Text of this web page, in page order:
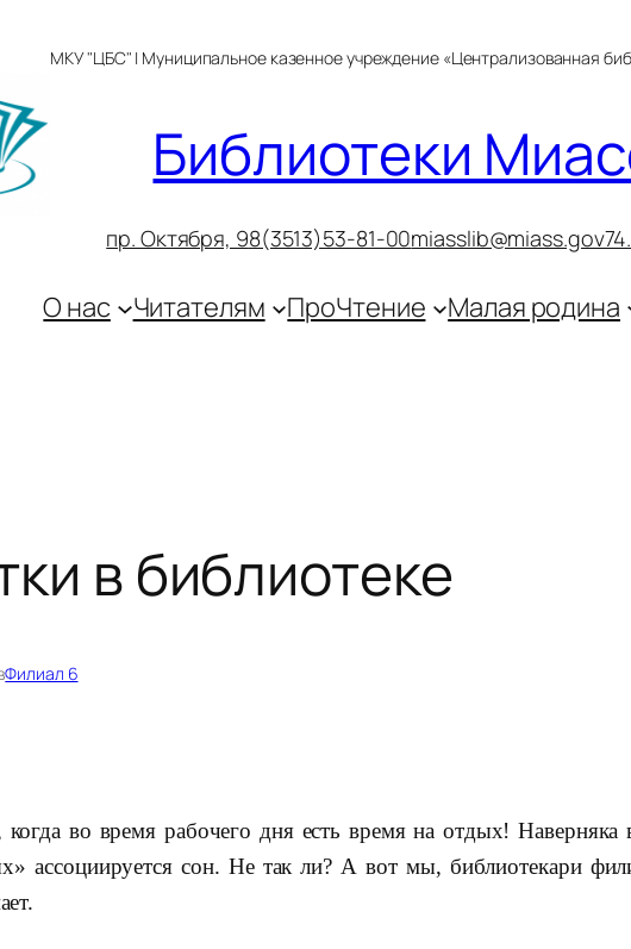
МКУ "ЦБС" | Муниципальное казенное учреждение «Централизованная
Библиотеки
пр. Октября, 98(3513)53-81-00
О нас Читателям ПроЧтение Малая родина
в библиотеке
Филиал 6
во время рабочего дня есть время на отдых!
ассоциируется сон. Не так ли? А вот мы, библиотекари